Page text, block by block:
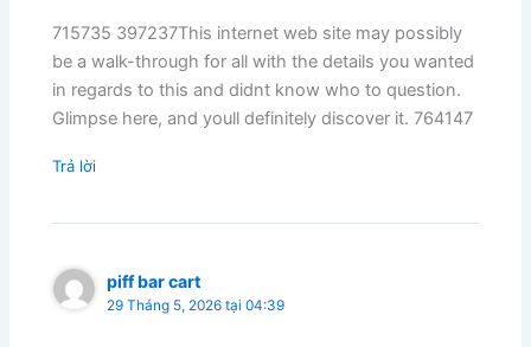
715735 397237This internet web site may possibly
be a walk-through for all with the details you wanted
in regards to this and didnt know who to question.
Glimpse here, and youll definitely discover it. 764147
Trả lời
piff bar cart
29 Tháng 5, 2026 tại 04:39